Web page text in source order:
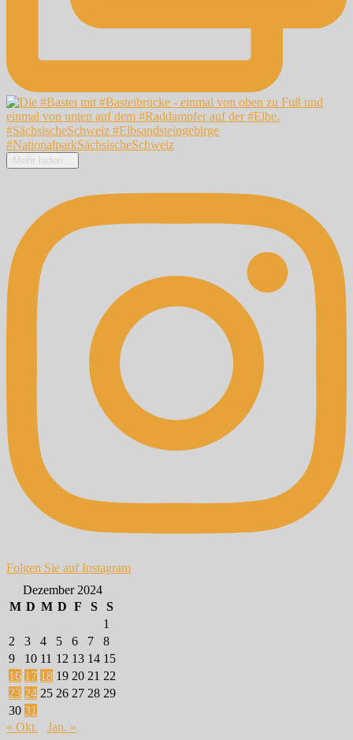
Mehr laden...
Folgen Sie auf Instagram
Dezember 2024
M D M D F S
S
1
2
3 4 5 6 7
8
9
10 11 12 13 14 15
16 17 18 19 20 21 22
23 24 25 26 27 28 29
30 31
« Okt.
Jan. »